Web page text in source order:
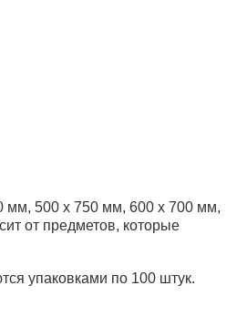
30.50 руб.
В корзину
мм, 500 х 750 мм, 600 х 700 мм,
от предметов, которые
упаковками по 100 штук.